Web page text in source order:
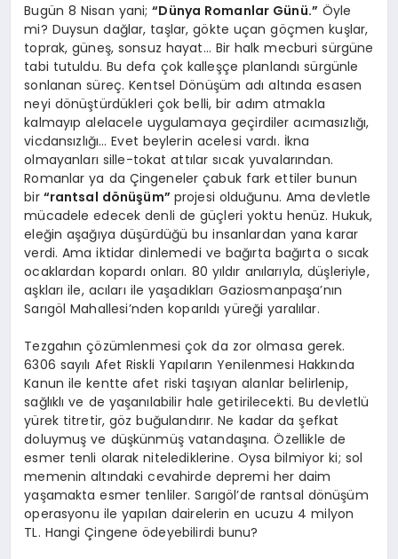
YAŞAM
SPOR
MUĞLA
☰
Bugün 8 Nisan yani;“Dünya Romanlar Günü.” Öyle
mi? Duysun dağlar, taşlar, gökte uçan göçmen kuşlar,
toprak, güneş, sonsuz hayat… Bir halk mecburi sürgüne
tabi tutuldu. Bu defa çok kalleşçe planlandı sürgünle
sonlanan süreç. Kentsel Dönüşüm adı altında esasen
neyi dönüştürdükleri çok belli, bir adım atmakla
kalmayıp alelacele uygulamaya geçirdiler acımasızlığı,
vicdansızlığı… Evet beylerin acelesi vardı. İkna
olmayanları sille-tokat attılar sıcak yuvalarından.
Romanlar ya da Çingeneler çabuk fark ettiler bunun
bir“rantsal dönüşüm” projesi olduğunu. Ama devletle
mücadele edecek denli de güçleri yoktu henüz. Hukuk,
eleğin aşağıya düşürdüğü bu insanlardan yana karar
verdi. Ama iktidar dinlemedi ve bağırta bağırta o sıcak
ocaklardan kopardı onları. 80 yıldır anılarıyla, düşleriyle,
aşkları ile, acıları ile yaşadıkları Gaziosmanpaşa’nın
Sarıgöl Mahallesi’nden koparıldı yüreği yaralılar.
Tezgahın çözümlenmesi çok da zor olmasa gerek.
6306 sayılı Afet Riskli Yapıların Yenilenmesi Hakkında
Kanun ile kentte afet riski taşıyan alanlar belirlenip,
sağlıklı ve de yaşanılabilir hale getirilecekti. Bu devletlü
yürek titretir, göz buğulandırır. Ne kadar da şefkat
doluymuş ve düşkünmüş vatandaşına. Özellikle de
esmer tenli olarak nitelediklerine. Oysa bilmiyor ki; sol
memenin altındaki cevahirde depremi her daim
yaşamakta esmer tenliler. Sarıgöl’de rantsal dönüşüm
operasyonu ile yapılan dairelerin en ucuzu 4 milyon
TL. Hangi Çingene ödeyebilirdi bunu?